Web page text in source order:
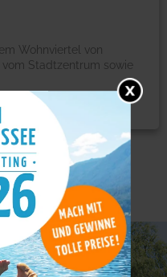
Wohnviertel von
Stadtzentrum sowie